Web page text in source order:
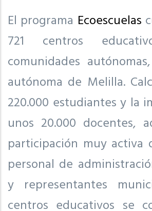
El programa Ecoescuelas
721 centros
comunidades
autónoma de Melilla.
220.000 estudiantes y la
unos 20.000 docentes,
participación muy activa
personal de
y representantes
centros educativos se